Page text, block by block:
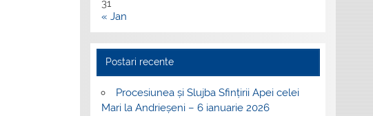
31
« Jan
Postari recente
Procesiunea și Slujba Sfințirii Apei celei
Mari la Andrieșeni – 6 ianuarie 2026